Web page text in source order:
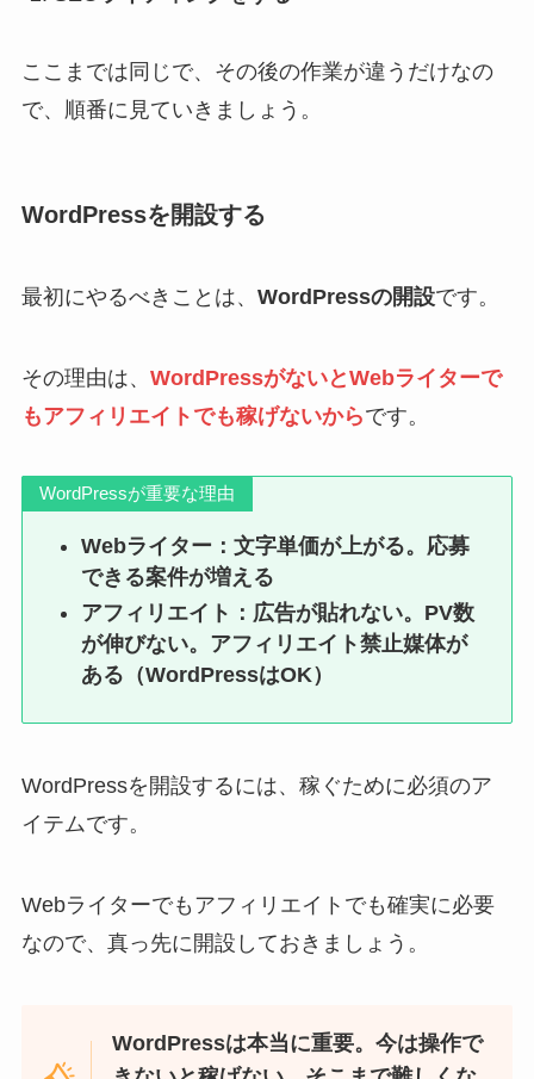
ここまでは同じで、その後の作業が違うだけなの
で、順番に見ていきましょう。
WordPressを開設する
最初にやるべきことは、 WordPressの開設です。
その理由は、 WordPressがないとWebライターで
もアフィリエイトでも稼げないからです。
WordPressが重要な理由
Webライター：文字単価が上がる。応募
できる案件が増える
アフィリエイト：広告が貼れない。PV数
が伸びない。アフィリエイト禁止媒体が
ある（WordPressはOK）
WordPressを開設するには、稼ぐために必須のア
イテムです。
Webライターでもアフィリエイトでも確実に必要
なので、真っ先に開設しておきましょう。
WordPressは本当に重要。今は操作で